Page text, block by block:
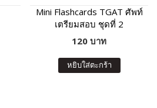
Mini Flashcards TGAT ศัพท์
เตรียมสอบ ชุดที่ 2
120 บาท
หยิบใส่ตะกร้า